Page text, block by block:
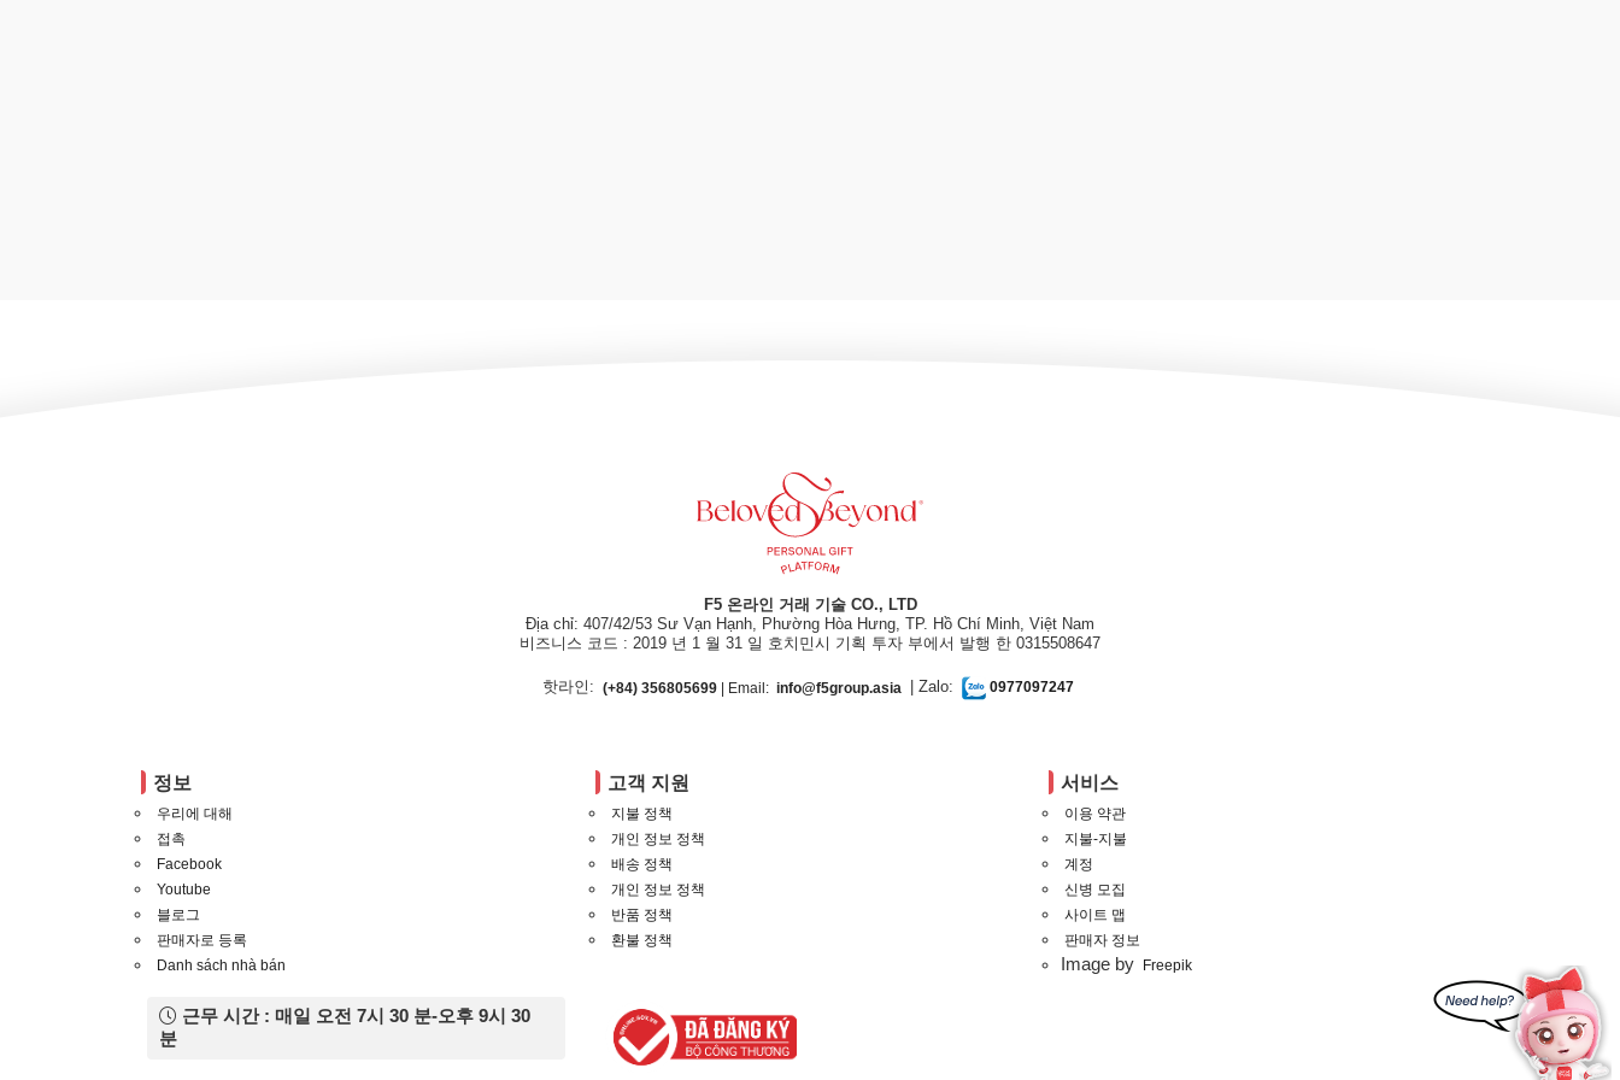
F5 온라인 거래 기술 CO., LTD
Địa chỉ: 407/42/53 Sư Vạn Hạnh, Phường Hòa Hưng, TP. Hồ Chí Minh, Việt Nam
비즈니스 코드 : 2019 년 1 월 31 일 호치민시 기획 투자 부에서 발행 한 0315508647
핫라인: (+84) 356805699 | Email: info@f5group.asia | Zalo: 0977097247
정보
우리에 대해
접촉
Facebook
Youtube
블로그
판매자로 등록
Danh sách nhà bán
고객 지원
지불 정책
개인 정보 정책
배송 정책
개인 정보 정책
반품 정책
환불 정책
서비스
이용 약관
지불-지불
계정
신병 모집
사이트 맵
판매자 정보
Image by Freepik
근무 시간 : 매일 오전 7시 30 분-오후 9시 30
분